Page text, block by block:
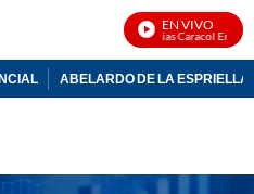
EN VIVO
Noticias Caracol En Vivo
ABELARDO DE LA ESPRIELLA